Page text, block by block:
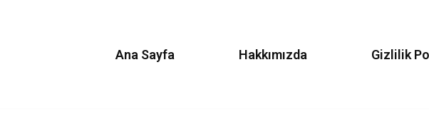
Ana Sayfa Hakkımızda Gizlilik